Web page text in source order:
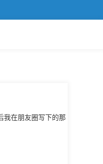
我在朋友圈写下的那